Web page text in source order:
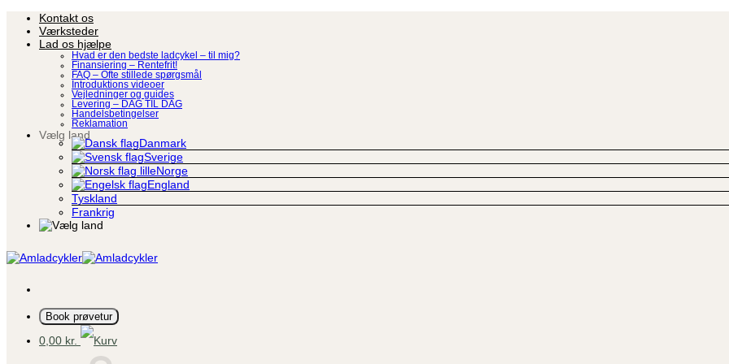
Fortsæt
indhold
Kontakt os
Værksteder
Lad os hjælpe
Hvad er den bedste ladcykel – til mig?
Finansiering – Rentefrit!
FAQ – Ofte stillede spørgsmål
Introduktions videoer
Vejledninger og guides
Levering – DAG TIL DAG
Handelsbetingelser
Reklamation
Vælg land
Danmark
Sverige
Norge
England
Tyskland
Frankrig
Book prøvetur
0,00 kr.